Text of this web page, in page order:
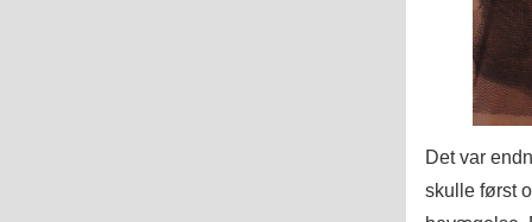
Det var
skulle først